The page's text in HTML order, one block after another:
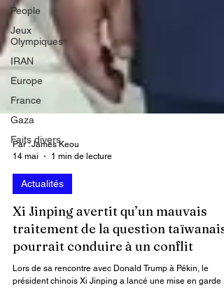
People
Jeux
Olympiques
IRAN
Europe
France
Gaza
Faits divers
Par : James Keou
14 mai
1 min de lecture
Actualités
Xi Jinping avertit qu’un mauvais
pourrait conduire à un conflit